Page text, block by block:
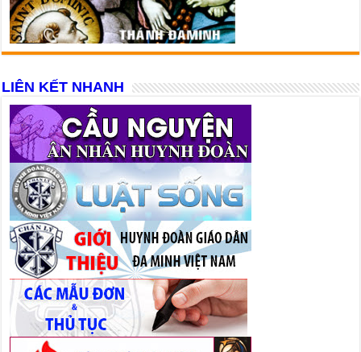
LIÊN KẾT NHANH